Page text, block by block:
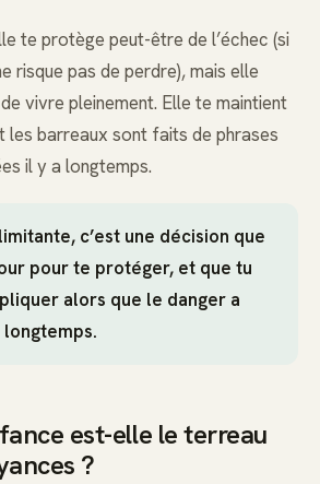
te protège peut-être de l’échec (si
risque pas de perdre), mais elle
vivre pleinement. Elle te maintient
les barreaux sont faits de phrases
il y a longtemps.
c’est une décision que
pour te protéger, et que tu
alors que le danger a
est-elle le terreau
?